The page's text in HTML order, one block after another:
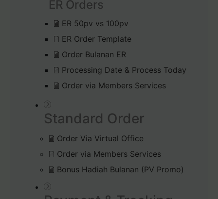
ER Orders
ER 50pv vs 100pv
ER Order Template
Order Bulanan ER
Processing Date & Process Today
Order via Members Services
Standard Order
Order Via Virtual Office
Order via Members Services
Bonus Hadiah Bulanan (PV Promo)